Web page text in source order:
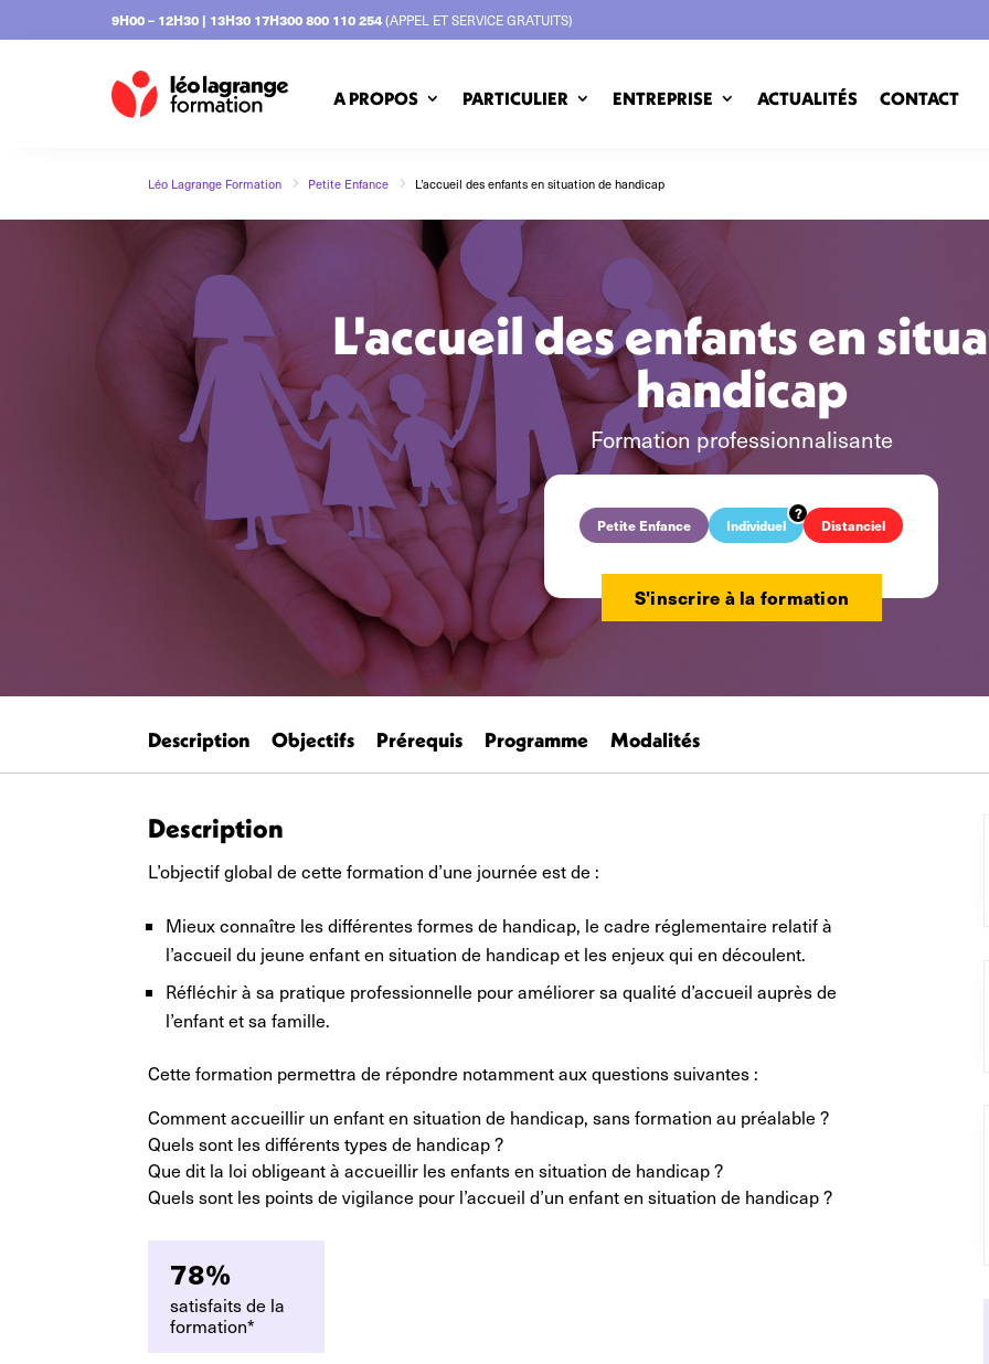
9H00 – 12H30 | 13H30 17H300 800 110 254(APPEL ET SERVICE GRATUITS)
A PROPOS PARTICULIER ENTREPRISE ACTUALITÉS CONTACT
Léo Lagrange Formation 5 Petite Enfance 5 L’accueil des enfants en situation de handicap
L'accueil des enfants en
handicap
Formation professionnalisante
Petite Enfance Individuel Distanciel
S'inscrire à la formation
Description Objectifs Prérequis Programme Modalités
Description
L’objectif global de cette formation d’une journée est de :
Mieux connaître les différentes formes de handicap, le cadre réglementaire relatif à
l’accueil du jeune enfant en situation de handicap et les enjeux qui en découlent.
Réfléchir à sa pratique professionnelle pour améliorer sa qualité d’accueil auprès de
l’enfant et sa famille.
Cette formation permettra de répondre notamment aux questions suivantes :
Comment accueillir un enfant en situation de handicap, sans formation au préalable ?
Quels sont les différents types de handicap ?
Que dit la loi obligeant à accueillir les enfants en situation de handicap ?
Quels sont les points de vigilance pour l’accueil d’un enfant en situation de handicap ?
78%
satisfaits de la
formation*